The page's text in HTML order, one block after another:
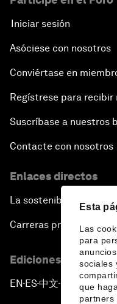
Esta
Las
para
sociales
que
partners
Iniciar sesión
Asóciese con nosotros
Conviértase en
Regístrese para recibir
Suscríbase a nuestros
Contacte con nosotros
Enlaces directos
La sostenibilidad en el
Carreras profesionales
Ediciones en otros
EN ▪ES▪中文▪ 日本語